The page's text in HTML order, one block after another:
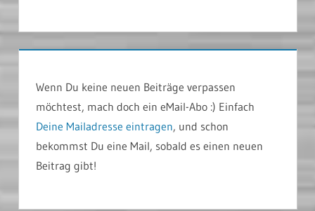
Wenn Du keine neuen Beiträge verpassen
möchtest, mach doch ein eMail-Abo :) Einfach
Deine Mailadresse eintragen, und schon
bekommst Du eine Mail, sobald es einen neuen
Beitrag gibt!